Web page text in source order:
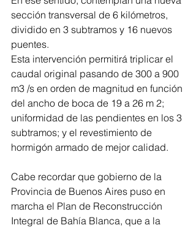
sección transversal de 6 kilómetros,
dividido en 3 subtramos y 16 nuevos
puentes.
Esta intervención permitirá triplicar el
caudal original pasando de 300 a 900
m3 /s en orden de magnitud en función
del ancho de boca de 19 a 26 m 2;
uniformidad de las pendientes en los 3
subtramos; y el revestimiento de
hormigón armado de mejor calidad.
Cabe recordar que gobierno de la
Provincia de Buenos Aires puso en
marcha el Plan de Reconstrucción
Integral de Bahía Blanca, que a la